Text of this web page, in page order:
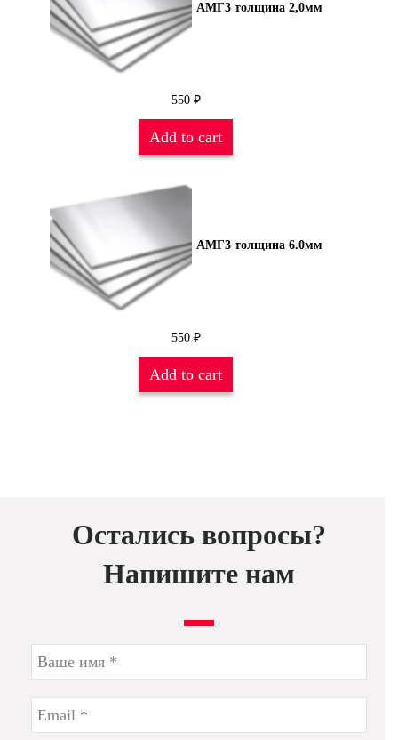
АМГ3 толщина 2,0мм
550 ₽
Add to cart
АМГ3 толщина 6.0мм
550 ₽
Add to cart
Остались вопросы?
Напишите нам